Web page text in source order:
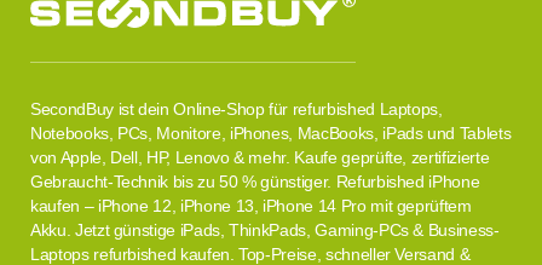
SecondBuy ist dein Online-Shop für refurbished Laptops,
Notebooks, PCs, Monitore, iPhones, MacBooks, iPads und Tablets
von Apple, Dell, HP, Lenovo & mehr. Kaufe geprüfte, zertifizierte
Gebraucht-Technik bis zu 50 % günstiger. Refurbished iPhone
kaufen – iPhone 12, iPhone 13, iPhone 14 Pro mit geprüftem
Akku. Jetzt günstige iPads, ThinkPads, Gaming-PCs & Business-
Laptops refurbished kaufen. Top-Preise, schneller Versand &